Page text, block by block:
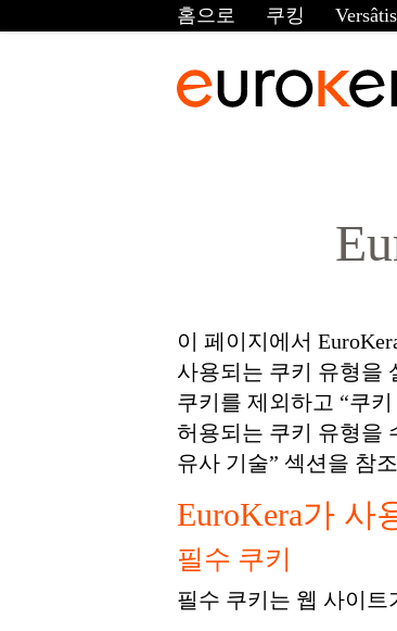
건너뛰기
홈으로 쿠킹
이 페이지에서
사용되는 쿠키 유형을
쿠키를 제외하고 “쿠
허용되는 쿠키 유형을
유사 기술” 섹션을 참
EuroKera가 사
필수 쿠키
필수 쿠키는 웹 사이